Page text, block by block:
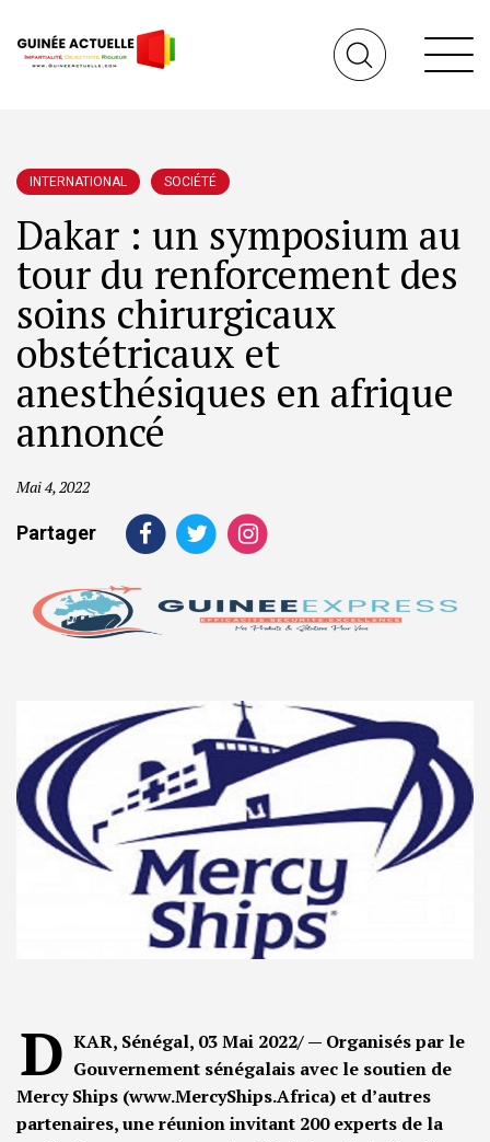
INTERNATIONAL SOCIÉTÉ
Dakar : un symposium au
tour du renforcement des
soins chirurgicaux
obstétricaux et
anesthésiques en afrique
annoncé
Mai 4, 2022
Partager
D KAR, Sénégal, 03 Mai 2022/ — Organisés par le
Gouvernement sénégalais avec le soutien de
Mercy Ships (www.MercyShips.Africa) et d’autres
partenaires, une réunion invitant 200 experts de la